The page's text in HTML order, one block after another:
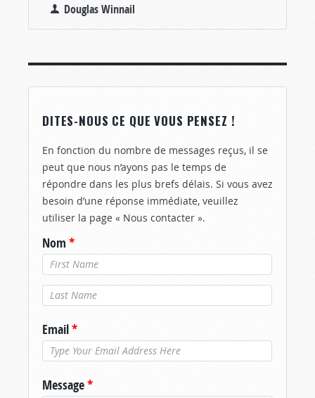
Douglas Winnail
DITES-NOUS CE QUE VOUS PENSEZ !
En fonction du nombre de messages reçus, il se
peut que nous n’ayons pas le temps de
répondre dans les plus brefs délais. Si vous avez
besoin d’une réponse immédiate, veuillez
utiliser la page « Nous contacter ».
Nom *
Nom de
famille*
Email*
Message*